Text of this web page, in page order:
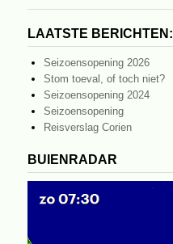
LAATSTE BERICHTEN:
Seizoensopening 2026
Stom toeval, of toch niet?
Seizoensopening 2024
Seizoensopening
Reisverslag Corien
BUIENRADAR